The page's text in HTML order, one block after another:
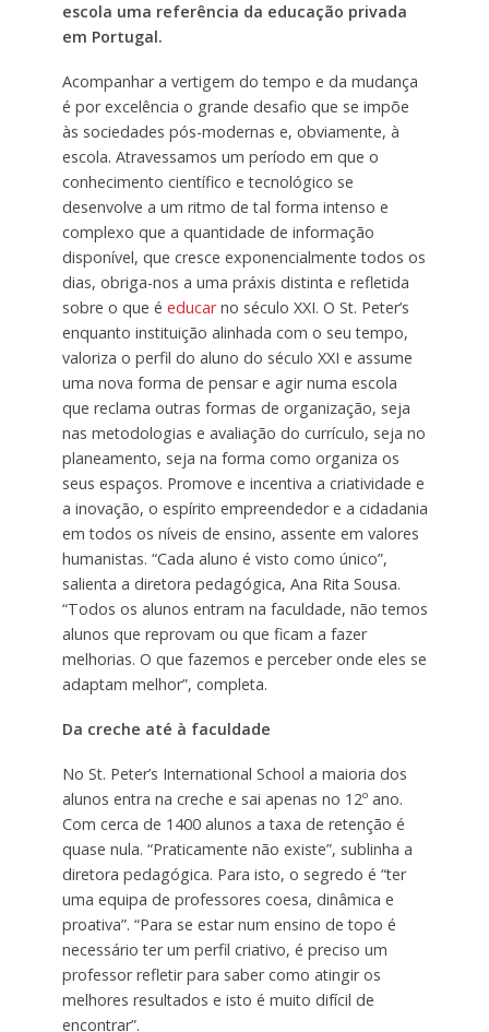
escola uma referência da educação privada
em Portugal.
Acompanhar a vertigem do tempo e da mudança
é por excelência o grande desafio que se impõe
às sociedades pós-modernas e, obviamente, à
escola. Atravessamos um período em que o
conhecimento científico e tecnológico se
desenvolve a um ritmo de tal forma intenso e
complexo que a quantidade de informação
disponível, que cresce exponencialmente todos os
dias, obriga-nos a uma práxis distinta e refletida
sobre o que é educarno século XXI. O St. Peter’s
enquanto instituição alinhada com o seu tempo,
valoriza o perfil do aluno do século XXI e assume
uma nova forma de pensar e agir numa escola
que reclama outras formas de organização, seja
nas metodologias e avaliação do currículo, seja no
planeamento, seja na forma como organiza os
seus espaços. Promove e incentiva a criatividade e
a inovação, o espírito empreendedor e a cidadania
em todos os níveis de ensino, assente em valores
humanistas. “Cada aluno é visto como único”,
salienta a diretora pedagógica, Ana Rita Sousa.
“Todos os alunos entram na faculdade, não temos
alunos que reprovam ou que ficam a fazer
melhorias. O que fazemos e perceber onde eles se
adaptam melhor”, completa.
Da creche até à faculdade
No St. Peter’s International School a maioria dos
alunos entra na creche e sai apenas no 12º ano.
Com cerca de 1400 alunos a taxa de retenção é
quase nula. “Praticamente não existe”, sublinha a
diretora pedagógica. Para isto, o segredo é “ter
uma equipa de professores coesa, dinâmica e
proativa”. “Para se estar num ensino de topo é
necessário ter um perfil criativo, é preciso um
professor refletir para saber como atingir os
melhores resultados e isto é muito difícil de
encontrar”.